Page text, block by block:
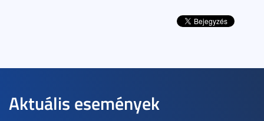
Aktuális események